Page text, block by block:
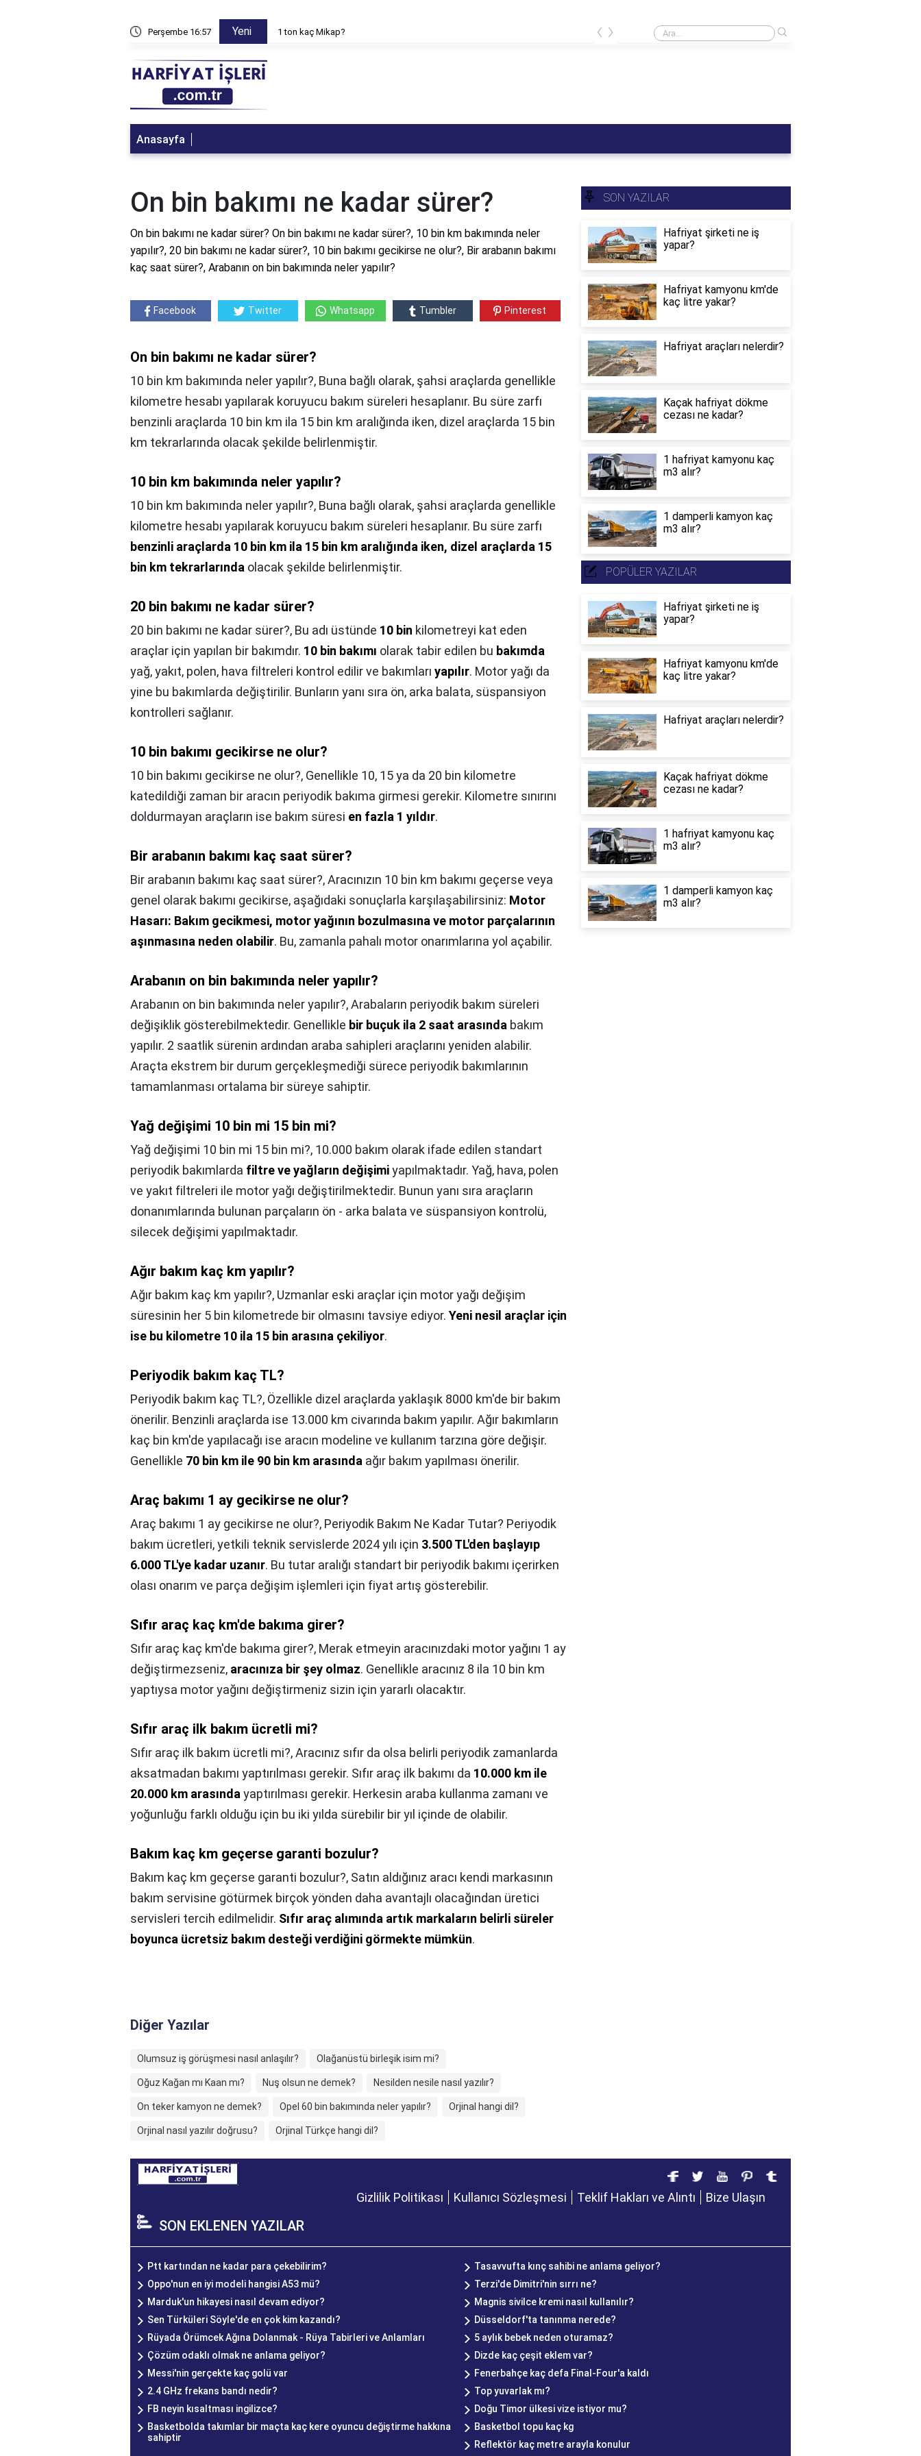
Perşembe 16:57 Yeni 1 ton kaç Mikap? B sınıfı ehliyet C1 kullanabilir mi?
‹ ›
Anasayfa
On bin bakımı ne kadar sürer?
On bin bakımı ne kadar sürer? On bin bakımı ne kadar sürer?, 10 bin km bakımında neler
yapılır?, 20 bin bakımı ne kadar sürer?, 10 bin bakımı gecikirse ne olur?, Bir arabanın bakımı
kaç saat sürer?, Arabanın on bin bakımında neler yapılır?
Facebook Twitter Whatsapp Tumbler Pinterest
On bin bakımı ne kadar sürer?
10 bin km bakımında neler yapılır?, Buna bağlı olarak, şahsi araçlarda genellikle
kilometre hesabı yapılarak koruyucu bakım süreleri hesaplanır. Bu süre zarfı
benzinli araçlarda 10 bin km ila 15 bin km aralığında iken, dizel araçlarda 15 bin
km tekrarlarında olacak şekilde belirlenmiştir.
10 bin km bakımında neler yapılır?
10 bin km bakımında neler yapılır?, Buna bağlı olarak, şahsi araçlarda genellikle
kilometre hesabı yapılarak koruyucu bakım süreleri hesaplanır. Bu süre zarfı
benzinli araçlarda 10 bin km ila 15 bin km aralığında iken, dizel araçlarda 15
bin km tekrarlarında olacak şekilde belirlenmiştir.
20 bin bakımı ne kadar sürer?
20 bin bakımı ne kadar sürer?, Bu adı üstünde 10 bin kilometreyi kat eden
araçlar için yapılan bir bakımdır. 10 bin bakımı olarak tabir edilen bu bakımda
yağ, yakıt, polen, hava filtreleri kontrol edilir ve bakımları yapılır. Motor yağı da
yine bu bakımlarda değiştirilir. Bunların yanı sıra ön, arka balata, süspansiyon
kontrolleri sağlanır.
10 bin bakımı gecikirse ne olur?
10 bin bakımı gecikirse ne olur?, Genellikle 10, 15 ya da 20 bin kilometre
katedildiği zaman bir aracın periyodik bakıma girmesi gerekir. Kilometre sınırını
doldurmayan araçların ise bakım süresi en fazla 1 yıldır.
Bir arabanın bakımı kaç saat sürer?
Bir arabanın bakımı kaç saat sürer?,Aracınızın 10 bin km bakımı geçerse veya
genel olarak bakımı gecikirse, aşağıdaki sonuçlarla karşılaşabilirsiniz: Motor
Hasarı: Bakım gecikmesi, motor yağının bozulmasına ve motor parçalarının
aşınmasına neden olabilir. Bu, zamanla pahalı motor onarımlarına yol açabilir.
Arabanın on bin bakımında neler yapılır?
Arabanın on bin bakımında neler yapılır?,Arabaların periyodik bakım süreleri
değişiklik gösterebilmektedir. Genellikle bir buçuk ila 2 saat arasında bakım
yapılır. 2 saatlik sürenin ardından araba sahipleri araçlarını yeniden alabilir.
Araçta ekstrem bir durum gerçekleşmediği sürece periyodik bakımlarının
tamamlanması ortalama bir süreye sahiptir.
Yağ değişimi 10 bin mi 15 bin mi?
Yağ değişimi 10 bin mi 15 bin mi?, 10.000 bakım olarak ifade edilen standart
periyodik bakımlarda filtre ve yağların değişimiyapılmaktadır. Yağ, hava, polen
ve yakıt filtreleri ile motor yağı değiştirilmektedir. Bunun yanı sıra araçların
donanımlarında bulunan parçaların ön - arka balata ve süspansiyon kontrolü,
silecek değişimi yapılmaktadır.
Ağır bakım kaç km yapılır?
Ağır bakım kaç km yapılır?, Uzmanlar eski araçlar için motor yağı değişim
süresinin her 5 bin kilometrede bir olmasını tavsiye ediyor. Yeni nesil araçlar için
ise bu kilometre 10 ila 15 bin arasına çekiliyor.
Periyodik bakım kaç TL?
Periyodik bakım kaç TL?, Özellikle dizel araçlarda yaklaşık 8000 km'de bir bakım
önerilir. Benzinli araçlarda ise 13.000 km civarında bakım yapılır. Ağır bakımların
kaç bin km'de yapılacağı ise aracın modeline ve kullanım tarzına göre değişir.
Genellikle 70 bin km ile 90 bin km arasında ağır bakım yapılması önerilir.
Araç bakımı 1 ay gecikirse ne olur?
Araç bakımı 1 ay gecikirse ne olur?, Periyodik Bakım Ne Kadar Tutar? Periyodik
bakım ücretleri, yetkili teknik servislerde 2024 yılı için 3.500 TL'den başlayıp
6.000 TL'ye kadar uzanır. Bu tutar aralığı standart bir periyodik bakımı içerirken
olası onarım ve parça değişim işlemleri için fiyat artış gösterebilir.
Sıfır araç kaç km'de bakıma girer?
Sıfır araç kaç km'de bakıma girer?, Merak etmeyin aracınızdaki motor yağını 1 ay
değiştirmezseniz, aracınıza bir şey olmaz. Genellikle aracınız 8 ila 10 bin km
yaptıysa motor yağını değiştirmeniz sizin için yararlı olacaktır.
Sıfır araç ilk bakım ücretli mi?
Sıfır araç ilk bakım ücretli mi?,Aracınız sıfır da olsa belirli periyodik zamanlarda
aksatmadan bakımı yaptırılması gerekir. Sıfır araç ilk bakımı da 10.000 km ile
20.000 km arasında yaptırılması gerekir. Herkesin araba kullanma zamanı ve
yoğunluğu farklı olduğu için bu iki yılda sürebilir bir yıl içinde de olabilir.
Bakım kaç km geçerse garanti bozulur?
Bakım kaç km geçerse garanti bozulur?, Satın aldığınız aracı kendi markasının
bakım servisine götürmek birçok yönden daha avantajlı olacağından üretici
servisleri tercih edilmelidir. Sıfır araç alımında artık markaların belirli süreler
boyunca ücretsiz bakım desteği verdiğini görmekte mümkün.
Diğer Yazılar
Olumsuz iş görüşmesi nasıl anlaşılır? Olağanüstü birleşik isim mi?
Oğuz Kağan mı Kaan mı? Nuş olsun ne demek? Nesilden nesile nasıl yazılır?
On teker kamyon ne demek? Opel 60 bin bakımında neler yapılır? Orjinal hangi dil?
Orjinal nasıl yazılır doğrusu? Orjinal Türkçe hangi dil?
SON YAZILAR
Hafriyat şirketi ne iş
yapar?
Hafriyat kamyonu km'de
kaç litre yakar?
Hafriyat araçları nelerdir?
Kaçak hafriyat dökme
cezası ne kadar?
1 hafriyat kamyonu kaç
m3 alır?
1 damperli kamyon kaç
m3 alır?
POPÜLER YAZILAR
Hafriyat şirketi ne iş
yapar?
Hafriyat kamyonu km'de
kaç litre yakar?
Hafriyat araçları nelerdir?
Kaçak hafriyat dökme
cezası ne kadar?
1 hafriyat kamyonu kaç
m3 alır?
1 damperli kamyon kaç
m3 alır?
Gizlilik Politikası Kullanıcı Sözleşmesi Teklif Hakları ve Alıntı Bize Ulaşın
SON EKLENEN YAZILAR
Ptt kartından ne kadar para çekebilirim?
Tasavvufta kınç sahibi ne anlama geliyor?
Oppo'nun en iyi modeli hangisi A53 mü?
Terzi'de Dimitri'nin sırrı ne?
Marduk'un hikayesi nasıl devam ediyor?
Magnis sivilce kremi nasıl kullanılır?
Sen Türküleri Söyle'de en çok kim kazandı?
Düsseldorf'ta tanınma nerede?
Rüyada Örümcek Ağına Dolanmak - Rüya Tabirleri ve Anlamları
5 aylık bebek neden oturamaz?
Çözüm odaklı olmak ne anlama geliyor?
Dizde kaç çeşit eklem var?
Messi'nin gerçekte kaç golü var
Fenerbahçe kaç defa Final-Four'a kaldı
2.4 GHz frekans bandı nedir?
Top yuvarlak mı?
FB neyin kısaltması ingilizce?
Doğu Timor ülkesi vize istiyor mu?
Basketbolda takımlar bir maçta kaç kere oyuncu değiştirme hakkına
sahiptir
Basketbol topu kaç kg
Reflektör kaç metre arayla konulur